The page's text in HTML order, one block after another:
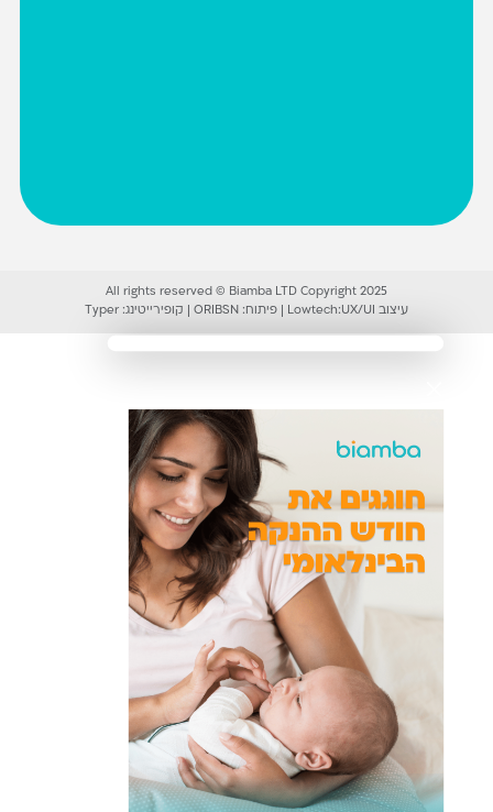
All rights reserved © Biamba LTD Copyright 2025
עיצוב UX/UI:
Lowtech פיתוח: ORIBSN קופירייטינג: Typer